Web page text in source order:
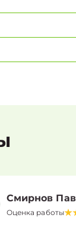
Смирнов
Оценка работы